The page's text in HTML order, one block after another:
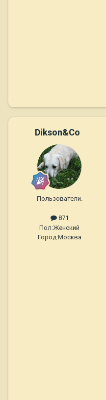
Dikson&Co
Пользователи.
871
Пол:Женский
Город:Москва